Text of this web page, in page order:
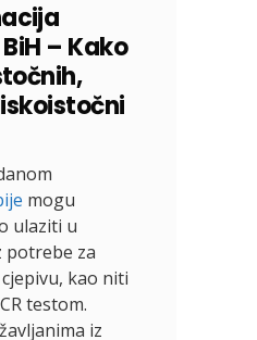
– Kako
mogu
ulaziti u
potrebe za
kao niti
testom.
iz